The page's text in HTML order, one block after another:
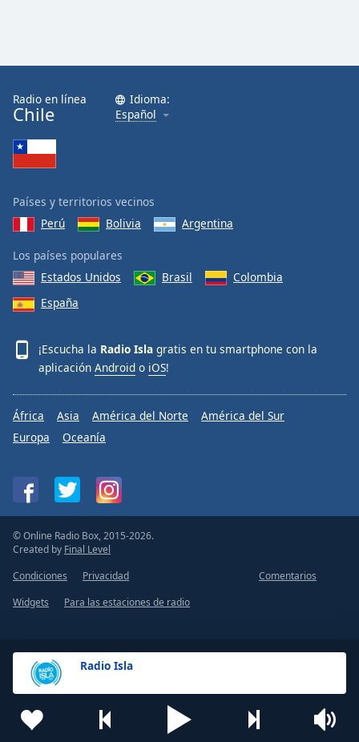
Radio Isla
Radio en línea
Chile
Idioma:
Español
Países y territorios vecinos
Perú
Bolivia Argentina
Los países populares
Estados Unidos
Brasil
Colombia
España
¡Escucha la Radio Isla gratis en tu smartphone con la
aplicación Android o iOS!
África Asia América del Norte
América del Sur
Europa
Oceanía
© Online Radio Box, 2015-2026.
Created by Final Level
Condiciones
Privacidad
Comentarios
Widgets
Para las estaciones de radio